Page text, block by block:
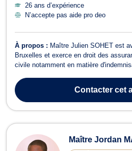
26 ans d’expérience
N’accepte pas aide pro deo
À propos : Maître Julien SOHET est
Bruxelles et exerce en droit des
civile notamment en matière
d’un accident de la route, d’un
accident lié ...
Contactercet
Maître Jordan